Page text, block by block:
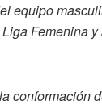
equipo
Femenina
conformación